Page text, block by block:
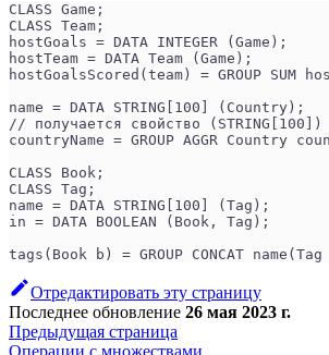
CLASS Game;
CLASS Team;
hostGoals = DATA INTEGER (Game);
hostTeam = DATA Team (Game);
hostGoalsScored(team) = GROUP SUM
name = DATA STRING[100] (Country);
// получается свойство
countryName = GROUP AGGR Country
CLASS Book;
CLASS Tag;
name = DATA STRING[100] (Tag);
in = DATA BOOLEAN (Book, Tag);
tags(Book b) = GROUP CONCAT
Отредактировать эту страницу
Последнее обновление 26 мая 2023 г.
Предыдущая страница